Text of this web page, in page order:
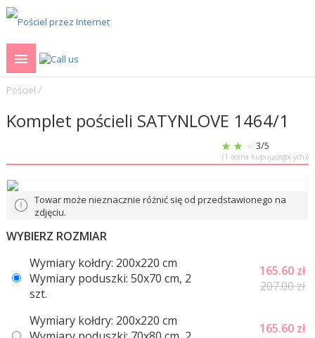
Pościel /
Komplet pościeli SATYNLOVE 1464/1
3/5
(1 ocena kupującego(-ych))
Towar może nieznacznie różnić się od przedstawionego na
zdjęciu.
WYBIERZ ROZMIAR
Wymiary kołdry: 200x220 cm
Wymiary poduszki: 50x70 cm, 2
szt.
165.60 zł
207.00 zł
Wymiary kołdry: 200x220 cm
165.60 zł